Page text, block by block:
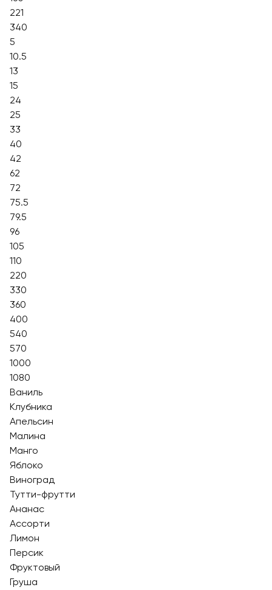
221
340
5
10.5
13
15
24
25
33
40
42
62
72
75.5
79.5
96
105
110
220
330
360
400
540
570
1000
1080
Ваниль
Клубника
Апельсин
Малина
Манго
Яблоко
Виноград
Тутти-фрутти
Ананас
Ассорти
Лимон
Персик
Фруктовый
Груша